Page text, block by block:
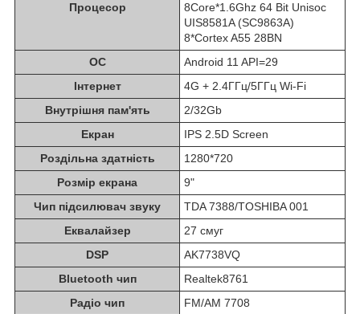
Процесор
8Core*1.6Ghz 64 Bit Unisoc
UIS8581A (SC9863A)
8*Cortex A55 28BN
ОС
Android 11 API=29
Інтернет
4G + 2.4ГГц/5ГГц Wi-Fi
Внутрішня пам'ять
2/32Gb
Екран
IPS 2.5D Screen
Роздільна здатність
1280*720
Розмір екрана
9"
Чип підсилювач звуку
TDA 7388/TOSHIBA 001
Еквалайзер
27 смуг
DSP
AK7738VQ
Bluetooth чип
Realtek8761
Радіо чип
FM/AM 7708